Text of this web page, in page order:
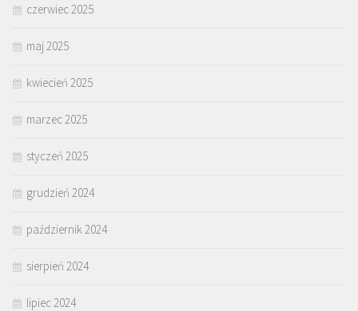
czerwiec 2025
maj 2025
kwiecień 2025
marzec 2025
styczeń 2025
grudzień 2024
październik 2024
sierpień 2024
lipiec 2024